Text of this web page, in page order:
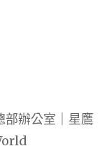
辦公室｜星鷹